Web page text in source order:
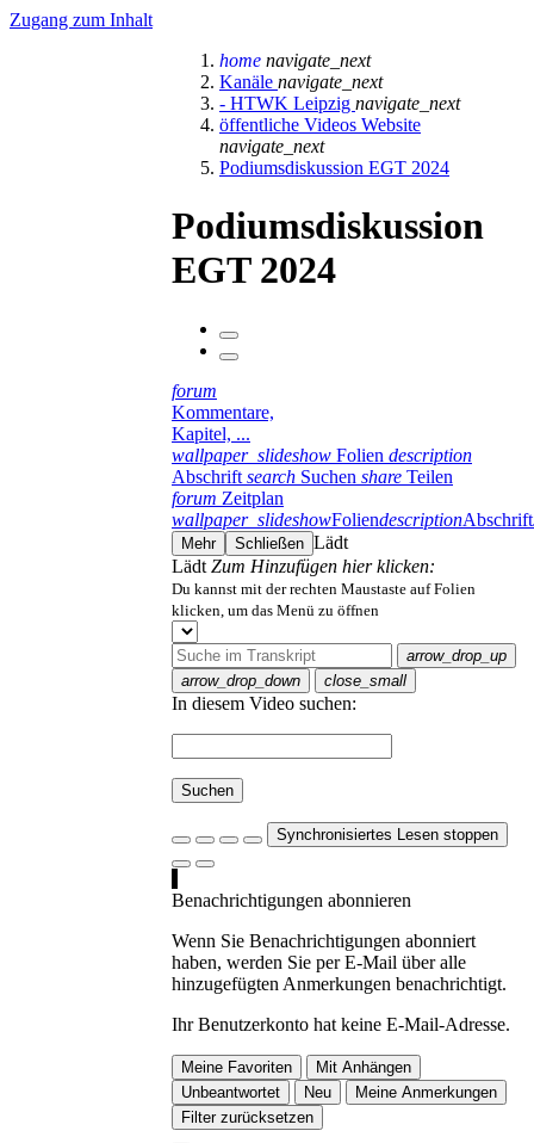
Zugang zum Inhalt
home navigate_next
Kanäle navigate_next
- HTWK Leipzig navigate_next
öffentliche Videos Website
navigate_next
Podiumsdiskussion EGT 2024
Podiumsdiskussion
EGT 2024
forum
Kommentare,
Kapitel, ...
wallpaper_slideshow Folien description
Abschrift search Suchen share Teilen
forum Zeitplan
wallpaper_slideshowFoliendescriptionAbschrift
Mehr Schließen Lädt
Lädt Zum Hinzufügen hier klicken:
Du kannst mit der rechten Maustaste auf Folien
klicken, um das Menü zu öffnen
arrow_drop_up
arrow_drop_down
close_small
In diesem Video suchen:
Suchen
Synchronisiertes Lesen stoppen
Benachrichtigungen abonnieren
Wenn Sie Benachrichtigungen abonniert
haben, werden Sie per E-Mail über alle
hinzugefügten Anmerkungen benachrichtigt.
Ihr Benutzerkonto hat keine E-Mail-Adresse.
Meine Favoriten
Mit Anhängen
Unbeantwortet
Neu
Meine Anmerkungen
Filter zurücksetzen